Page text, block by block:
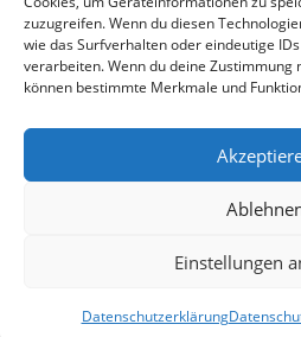
zuzugreifen. Wenn du diesen
wie das Surfverhalten oder eindeutige
verarbeiten. Wenn du deine Zustimmung
können bestimmte Merkmale und
Einstellungen
Datenschutzerklärung
Ein vermeintliches Abschiebemärchen
Archiv
© Copyright 2026 · Auch Ihre
erstaunliche Story: